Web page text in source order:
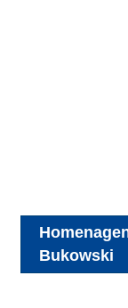
Bukowski